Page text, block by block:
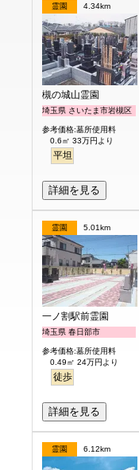
霊園 4.34km
槻の城山霊園
埼玉県 さいたま市岩槻区
参考価格:墓所使用料
0.6㎡ 33万円より
平坦
詳細を見る
霊園 5.01km
一ノ割駅前霊園
埼玉県 春日部市
参考価格:墓所使用料
0.49㎡ 24万円より
徒歩
詳細を見る
霊園 6.12km